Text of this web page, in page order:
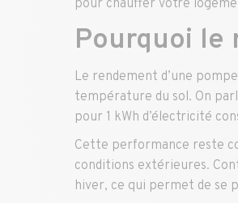
pour chauffer votre
Pourquoi le
Le rendement d’une
température du sol. On
pour 1 kWh d’électricité
Cette performance reste
conditions extérieures.
hiver, ce qui permet de se